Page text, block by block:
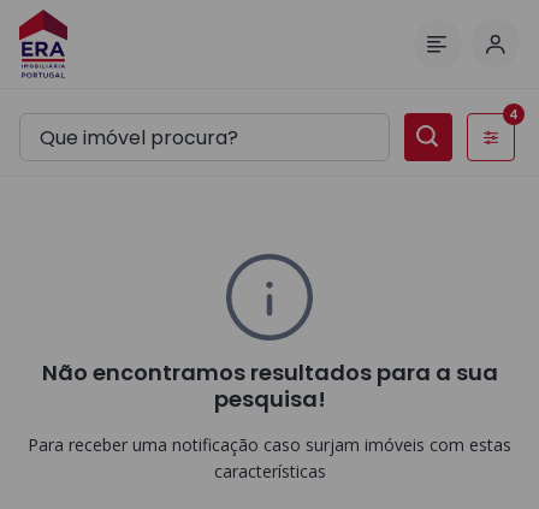
Filtros
4
Não encontramos resultados para a sua
pesquisa!
Para receber uma notificação caso surjam imóveis com estas
características